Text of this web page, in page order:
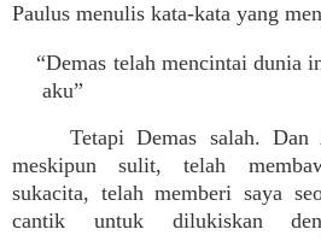
Paulus menulis kata-kata yang
“Demas telah mencintai dunia
aku”
Tetapi Demas salah.
meskipun sulit, telah
sukacita, telah memberi saya
cantik untuk dilukiskan